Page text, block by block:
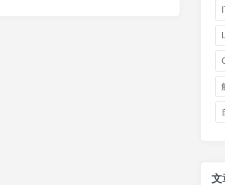
文